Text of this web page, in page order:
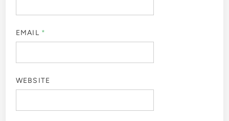
EMAIL *
WEBSITE